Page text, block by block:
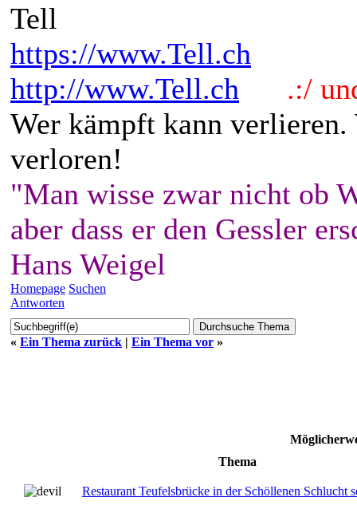
Tell
https://www.Tell.ch
http://www.Tell.ch
.:/
Wer kämpft kann
verloren!
"Man wisse zwar nicht ob
aber dass er den Gessler
Hans Weigel
Homepage Suchen
Antworten
« Ein Thema zurück | Ein Thema vor »
Thema
Restaurant Teufelsbrücke in der Schöllenen Schlucht